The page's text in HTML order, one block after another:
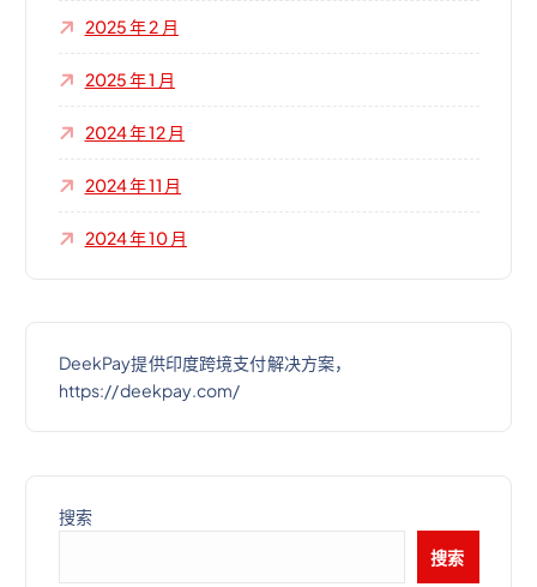
2025 年 2 月
2025 年 1 月
2024 年 12 月
2024 年 11 月
2024 年 10 月
DeekPay提供印度跨境支付解决方案，
https://deekpay.com/
搜索
搜索